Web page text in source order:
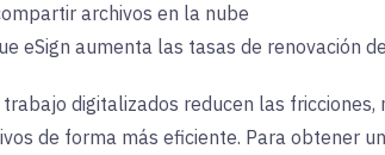
archivos en la nube
eSign aumenta las tasas de renovación
digitalizados reducen las
de forma más eficiente. Para obtener